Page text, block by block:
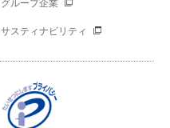
グループ企業
サスティナビリティ